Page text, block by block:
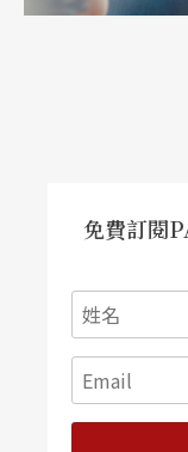
聲……，也都一
鐵的慢車，慢慢
隔早，在非洲花
迷於她舞台上
我說，我覺得
心，而另一面卻
免費訂閱